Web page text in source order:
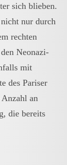
sich blieben.
nur durch
rechten
Neonazi-
mit
des Pariser
an
die bereits